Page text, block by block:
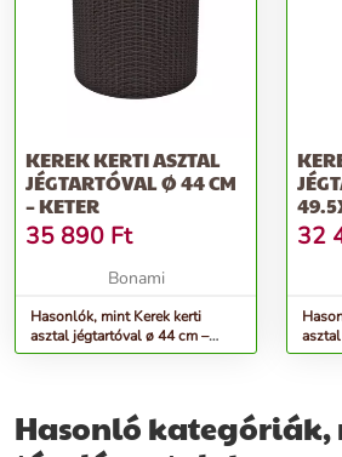
KEREK KERTI ASZTAL
JÉGTARTÓVAL Ø 44 CM
– KETER
35 890 Ft
Bonami
Hasonlók, mint Kerek kerti
asztal jégtartóval ø 44 cm –
Keter
32
Hasonló